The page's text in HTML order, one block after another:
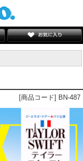
[商品コード] BN-487